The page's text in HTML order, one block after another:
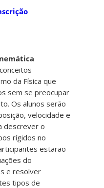
da Física que
sem se preocupar
Os alunos serão
velocidade e
descrever o
rígidos no
estarão
do
e resolver
tipos de